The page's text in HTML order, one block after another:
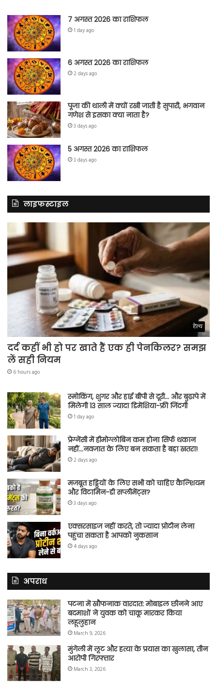
7 अगस्त 2026 का राशिफल
1 day ago
6 अगस्त 2026 का राशिफल
2 days ago
पूजा की थाली में क्यों रखी जाती है सुपारी, भगवान
गणेश से इसका क्या नाता है?
3 days ago
5 अगस्त 2026 का राशिफल
3 days ago
लाइफस्टाइल
हेल्थ
दर्द कहीं भी हो पर खाते हैं एक ही पेनकिलर? समझ
लें सही नियम
6 hours ago
स्मोकिंग, शुगर और हाई बीपी से दूरी… और बुढ़ापे में
मिलेगी 13 साल ज्यादा डिमेंशिया-फ्री जिंदगी
1 day ago
प्रेग्नेंसी में हीमोग्लोबिन कम होना सिर्फ थकान
नहीं…नवजात के लिए बन सकता है बड़ा खतरा!
2 days ago
मजबूत हड्डियों के लिए सभी को चाहिए कैल्शियम
और विटामिन-डी सप्लीमेंट्स?
3 days ago
एक्सरसाइज नहीं करते, तो ज्यादा प्रोटीन लेना
पहुंचा सकता है आपको नुकसान
4 days ago
अपराध
पटना में खौफनाक वारदात: मोबाइल छीनने आए
बदमाशों ने युवक को चाकू मारकर किया
लहूलुहान
March 9, 2026
मुंगेली में लूट और हत्या के प्रयास का खुलासा, तीन
आरोपी गिरफ्तार
March 3, 2026